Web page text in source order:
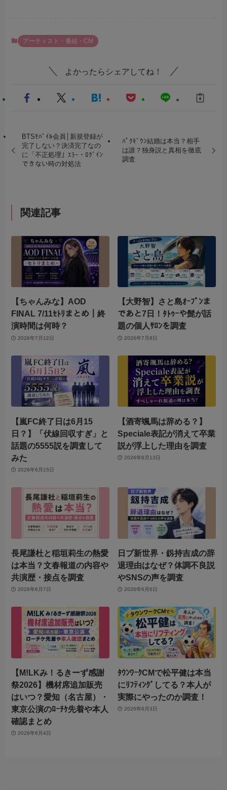
アーティスト・番組・CM
よかったらシェアしてね！
BTSﾓﾊﾞｲﾙ会員│新規登録が
完了しない？決済完了なの
に「不正処理」ｴﾗｰ・ﾛｸﾞｲﾝ
できない時の対処法
ﾊﾟｸｷﾞｳﾝ結婚は本当？相手
は誰？独身説と真相を徹底
調査
関連記事
【ちゃんみな】AOD
FINAL 7/11ｾﾄﾘまとめ｜終
演時間は何時？
2026年7月12日
【大野智】さと島ｵｰﾌﾟﾝま
であと7日！ﾀﾄｩｰや髭が話
題の個人ｻﾛﾝを調査
2026年7月8日
【嵐FC終了日は6月15
日？】「伏線回収すぎ」と
話題の5555説を調査して
みた
2026年6月15日
【酒寄颯馬は辞める？】
Speciale表記が消えて卒業
説が浮上した理由を調査
2026年6月13日
長尾謙杜と稲垣莉生の熱愛
は本当？文春報道の内容や
共演歴・接点を調査
2026年6月7日
日プ新世界・釼持吉成の辞
退理由はなぜ？体調不良説
やSNSの声を調査
2026年6月6日
【M!LKみ！るきーず感謝
祭2026】機材席追加販売
はいつ？愛知（名古屋）・
東京公演のﾛｰﾁｹ先着や本人
確認まとめ
2026年6月4日
ﾀｳﾝﾜｰｸCMで松平健は本当
にﾘﾌﾃｨﾝｸﾞしてる？本人が
実際にやったのか調査！
2026年6月3日